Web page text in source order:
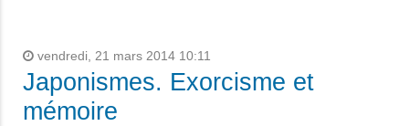
vendredi, 21 mars 2014 10:11
Japonismes. Exorcisme et
mémoire